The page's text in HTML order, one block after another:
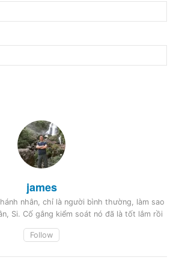
james
nhân, chỉ là người bình thường, làm sao
Si. Cố gắng kiểm soát nó đã là tốt lắm rồi
Follow